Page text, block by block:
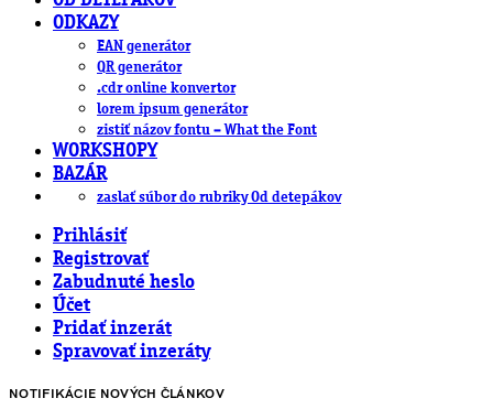
ODKAZY
EAN generátor
QR generátor
.cdr online konvertor
lorem ipsum generátor
zistiť názov fontu – What the Font
WORKSHOPY
BAZÁR
zaslať súbor do rubriky Od detepákov
Prihlásiť
Registrovať
Zabudnuté heslo
Účet
Pridať inzerát
Spravovať inzeráty
NOTIFIKÁCIE NOVÝCH ČLÁNKOV